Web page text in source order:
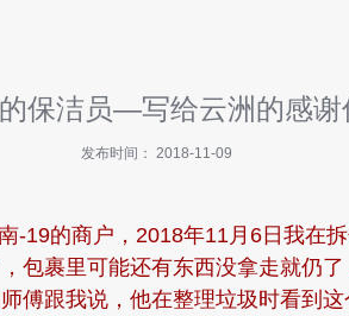
保洁员—写给云洲的感谢
发布时间： 2018-11-09
-19的商户，2018年11月6日我在
包裹里可能还有东西没拿走就仍
傅跟我说，他在整理垃圾时看到